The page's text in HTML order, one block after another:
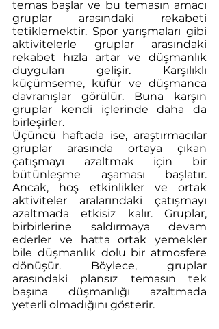
temas başlar ve bu temasın amacı
gruplar arasındaki rekabeti
tetiklemektir. Spor yarışmaları gibi
aktivitelerle gruplar arasındaki
rekabet hızla artar ve düşmanlık
duyguları gelişir. Karşılıklı
küçümseme, küfür ve düşmanca
davranışlar görülür. Buna karşın
gruplar kendi içlerinde daha da
birleşirler.
Üçüncü haftada ise, araştırmacılar
gruplar arasında ortaya çıkan
çatışmayı azaltmak için bir
bütünleşme aşaması başlatır.
Ancak, hoş etkinlikler ve ortak
aktiviteler aralarındaki çatışmayı
azaltmada etkisiz kalır. Gruplar,
birbirlerine saldırmaya devam
ederler ve hatta ortak yemekler
bile düşmanlık dolu bir atmosfere
dönüşür. Böylece, gruplar
arasındaki plansız temasın tek
başına düşmanlığı azaltmada
yeterli olmadığını gösterir.